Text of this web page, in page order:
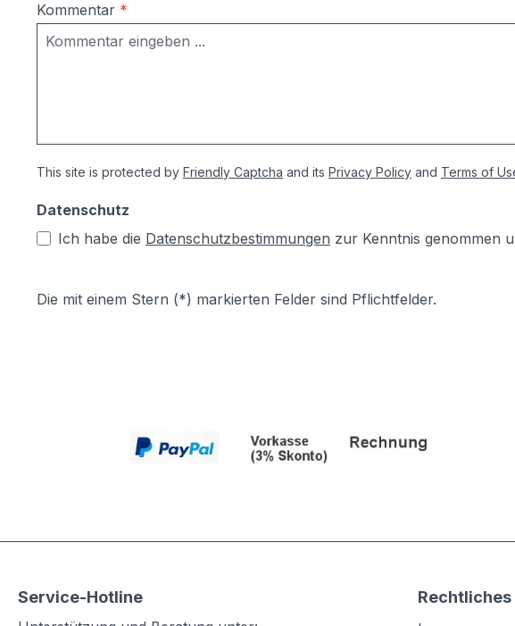
Kommentar *
This site is protected by Friendly Captcha and its Privacy Policy and Terms of
Datenschutz
Ich habe die Datenschutzbestimmungen zur Kenntnis genommen
Die mit einem Stern (*) markierten Felder sind Pflichtfelder.
Service-Hotline Rechtliches